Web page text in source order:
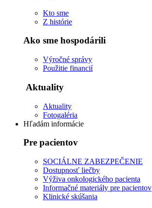
Kto sme
Z histórie
Ako sme hospodárili
Výročné správy
Použitie financií
Aktuality
Aktuality
Fotogaléria
Hľadám informácie
Pre pacientov
SOCIÁLNE ZABEZPEČENIE
Dostupnosť liečby
Výživa onkologického pacienta
Informačné materiály pre pacientov
Klinické skúšania